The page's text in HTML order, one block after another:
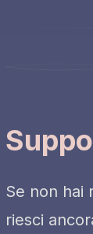
Se non hai
riesci